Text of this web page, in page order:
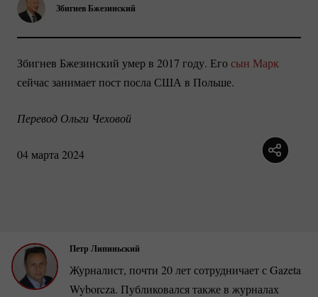
Збигнев Бжезинский
Збигнев Бжезинский умер в 2017 году. Егосын Марк
сейчас занимает пост посла США в Польше.
Перевод Ольги Чеховой
04 марта 2024
Петр Липиньский
Журналист, почти 20 лет сотрудничает с Gazeta
Wyborcza. Публиковался также в журналах